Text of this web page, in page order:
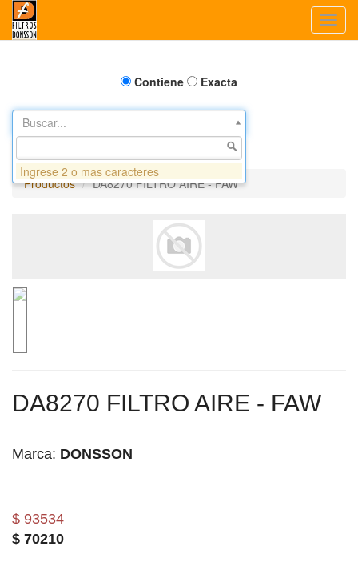
Contiene Exacta
Buscar...
Productos DA8270 FILTRO AIRE - FAW
DA8270 FILTRO AIRE - FAW
Marca: DONSSON
$ 93534
$ 70210
Ingrese 2 o mas caracteres